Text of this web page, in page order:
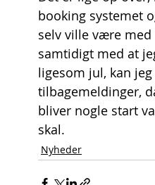
booking systemet
selv ville være
samtidigt med at
ligesom jul, kan
tilbagemeldinger,
bliver nogle start
skal.
Nyheder